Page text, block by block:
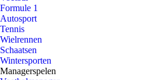
Formule 1
Autosport
Tennis
Wielrennen
Schaatsen
Wintersporten
Managerspelen